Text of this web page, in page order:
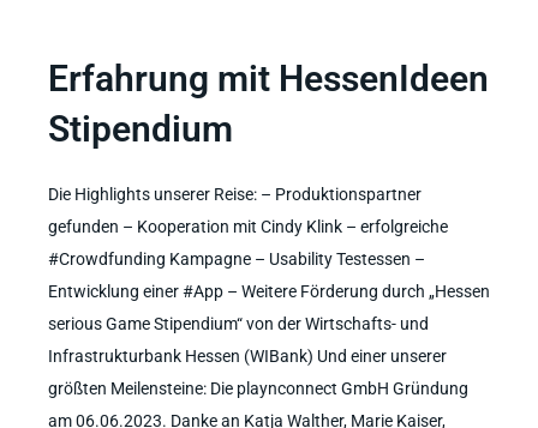
Erfahrung mit HessenIdeen
Stipendium
Die Highlights unserer Reise: – Produktionspartner
gefunden – Kooperation mit Cindy Klink – erfolgreiche
#Crowdfunding Kampagne – Usability Testessen –
Entwicklung einer #App – Weitere Förderung durch „Hessen
serious Game Stipendium“ von der Wirtschafts- und
Infrastrukturbank Hessen (WIBank) Und einer unserer
größten Meilensteine: Die playnconnect GmbH Gründung
am 06.06.2023. Danke an Katja Walther, Marie Kaiser,